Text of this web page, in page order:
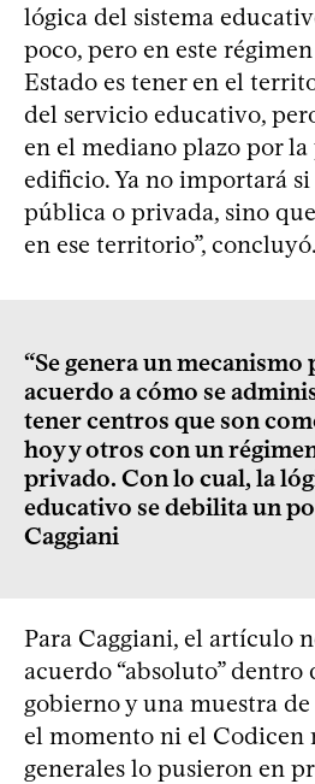
lógica del sistema
poco, pero en este
Estado es tener en el
del servicio educativo,
en el mediano plazo por
edificio. Ya no importará si
pública o privada, sino
en ese territorio”, concluyó.
“Se genera un mecanismo
acuerdo a cómo se
tener centros que son
hoy y otros con un
privado. Con lo cual, la
educativo se debilita un
Caggiani
Para Caggiani, el artículo
acuerdo “absoluto”
gobierno y una muestra
el momento ni el Codicen
generales lo pusieron en